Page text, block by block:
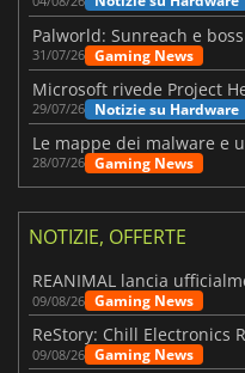
31/07/26 Gaming News
Microsoft rivede Project
29/07/26 Notizie su Hardware
28/07/26 Gaming News
NOTIZIE, OFFERTE
REANIMAL lancia
09/08/26 Gaming News
09/08/26 Gaming News